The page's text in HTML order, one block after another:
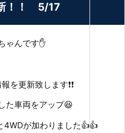
！！ 5/17
ゃんです✋
を更新致します❗❗
た車両をアップ😆
が加わりました👍👍